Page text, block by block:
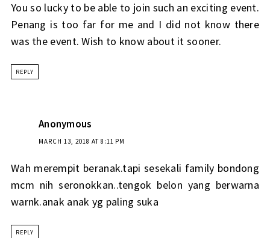
You so lucky to be able to join such an exciting event.
Penang is too far for me and I did not know there
was the event. Wish to know about it sooner.
REPLY
Anonymous
MARCH 13, 2018 AT 8:11 PM
Wah merempit beranak.tapi sesekali family bondong
mcm nih seronokkan..tengok belon yang berwarna
warnk.anak anak yg paling suka
REPLY